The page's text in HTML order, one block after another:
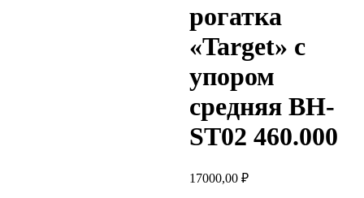
рогатка
«Target» с
упором
средняя BH-
ST02 460.000
17000,00 ₽